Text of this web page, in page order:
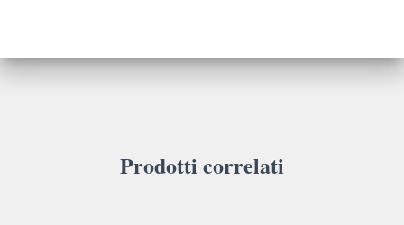
Prodotti correlati